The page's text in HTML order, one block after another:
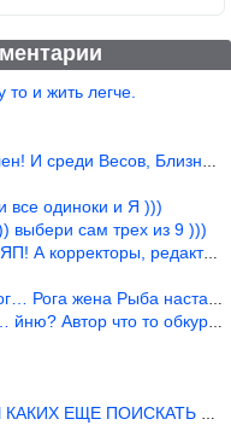
и жить легче.
Весов, Близнецов встреч
все одиноки и Я )))
сам трех из 9 )))
редакторы пропус
жена Рыба наставила ))
Автор что то обкурился?
ЕЩЕ ПОИСКАТЬ НАДО